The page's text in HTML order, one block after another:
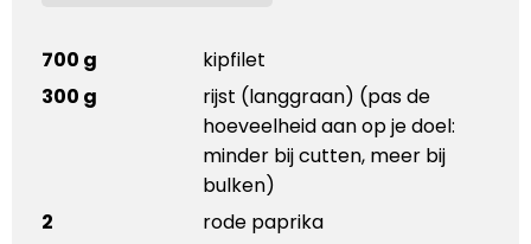
700 g
kipfilet
300 g
rijst (langgraan) (pas de
hoeveelheid aan op je doel:
minder bij cutten, meer bij
bulken)
2
rode paprika